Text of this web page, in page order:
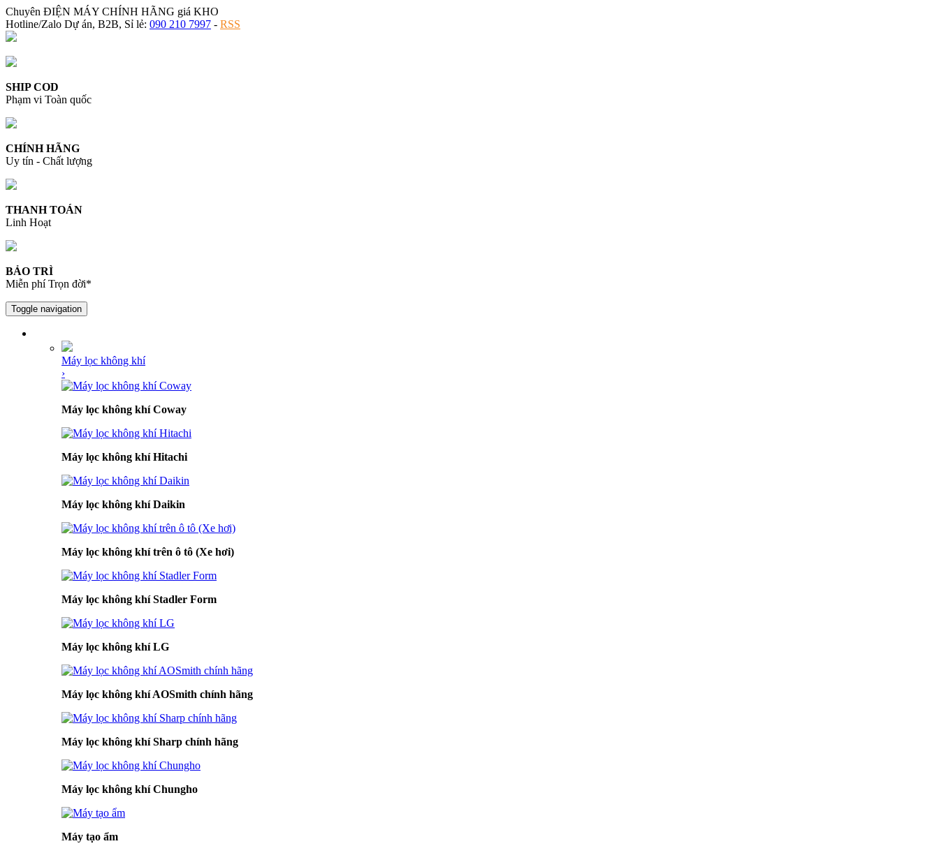
Chuyên ĐIỆN MÁY CHÍNH HÃNG giá KHO
Hotline/Zalo Dự án, B2B, Sỉ lẻ: 090 210 7997 - RSS
SHIP COD
Phạm vi Toàn quốc
CHÍNH HÃNG
Uy tín - Chất lượng
THANH TOÁN
Linh Hoạt
BẢO TRÌ
Miễn phí Trọn đời*
Toggle navigation
Máy lọc không khí
›
Máy lọc không khí Coway
Máy lọc không khí Hitachi
Máy lọc không khí Daikin
Máy lọc không khí trên ô tô (Xe hơi)
Máy lọc không khí Stadler Form
Máy lọc không khí LG
Máy lọc không khí AOSmith chính hãng
Máy lọc không khí Sharp chính hãng
Máy lọc không khí Chungho
Máy tạo ẩm